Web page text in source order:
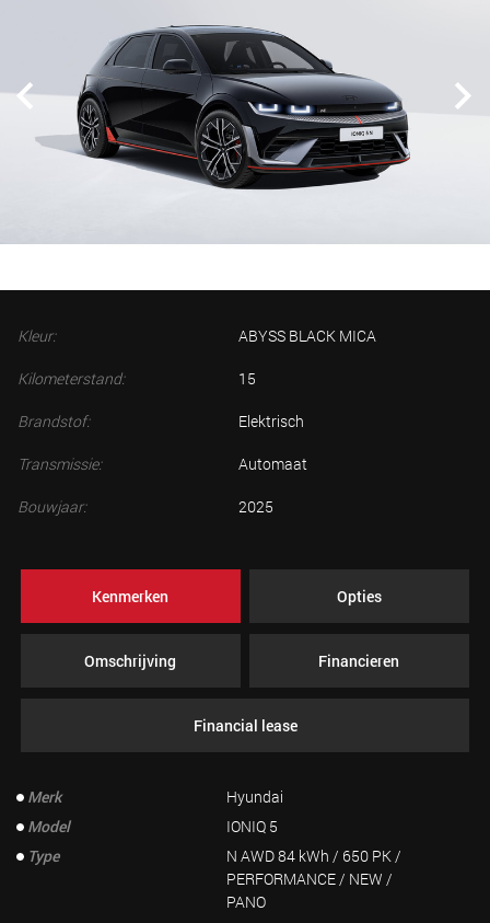
Kleur: ABYSS BLACK MICA
Kilometerstand: 15
Brandstof: Elektrisch
Transmissie: Automaat
Bouwjaar: 2025
Kenmerken Opties
Omschrijving Financieren
Financial lease
Merk
Hyundai
Model
IONIQ 5
Type
N AWD 84 kWh / 650 PK /
PERFORMANCE / NEW /
PANO